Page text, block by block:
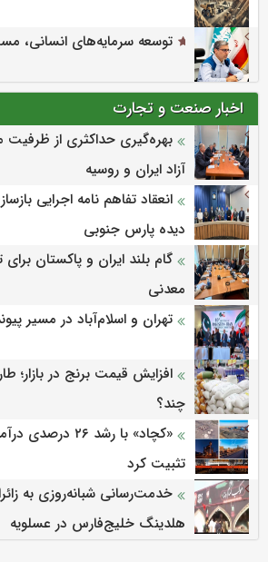
توسعه سرمایه‌های انسانی،
اخبار صنعت و تجارت
بهره‌گیری حداکثری از ظرفیت
آزاد ایران و روسیه
انعقاد تفاهم نامه اجرایی
دیده پارس جنوبی
گام بلند ایران و پاکستان
معدنی
تهران و اسلام‌آباد در مسیر
افزایش قیمت برنج در بازار؛
چند؟
«کچاد» با رشد ۲۶
تثبیت کرد
خدمت‌رسانی شبانه‌روزی به
هلدینگ خلیج‌فارس در عسلویه